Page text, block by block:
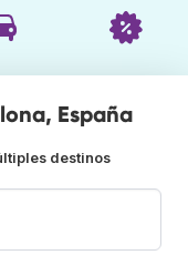
España
destinos